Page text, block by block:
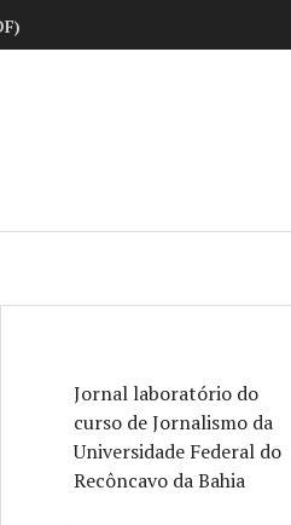
Jornal laboratório do
curso de Jornalismo da
Universidade Federal do
Recôncavo da Bahia